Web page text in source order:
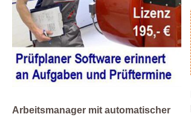
Arbeitsmanager mit automatischer